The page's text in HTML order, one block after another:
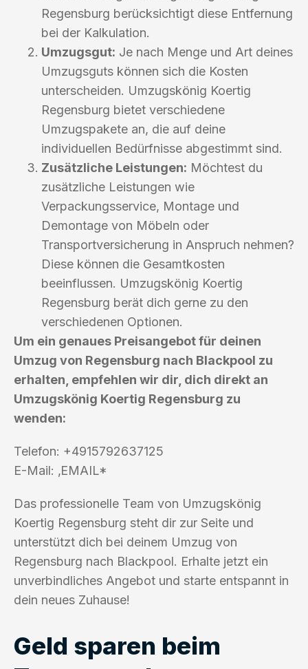
Regensburg berücksichtigt diese Entfernung
bei der Kalkulation.
Umzugsgut: Je nach Menge und Art deines
Umzugsguts können sich die Kosten
unterscheiden. Umzugskönig Koertig
Regensburg bietet verschiedene
Umzugspakete an, die auf deine
individuellen Bedürfnisse abgestimmt sind.
Zusätzliche Leistungen: Möchtest du
zusätzliche Leistungen wie
Verpackungsservice, Montage und
Demontage von Möbeln oder
Transportversicherung in Anspruch nehmen?
Diese können die Gesamtkosten
beeinflussen. Umzugskönig Koertig
Regensburg berät dich gerne zu den
verschiedenen Optionen.
Um ein genaues Preisangebot für deinen
Umzug von Regensburg nach Blackpool zu
erhalten, empfehlen wir dir, dich direkt an
Umzugskönig Koertig Regensburg zu
wenden:
Telefon: +4915792637125
E-Mail: ‚EMAIL*
Das professionelle Team von Umzugskönig
Koertig Regensburg steht dir zur Seite und
unterstützt dich bei deinem Umzug von
Regensburg nach Blackpool. Erhalte jetzt ein
unverbindliches Angebot und starte entspannt in
dein neues Zuhause!
Geld sparen beim